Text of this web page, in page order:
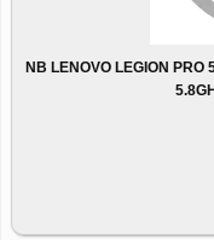
NB LENOVO LEGION PRO